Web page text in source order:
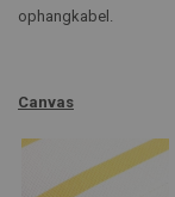
ophangkabel.
Canvas